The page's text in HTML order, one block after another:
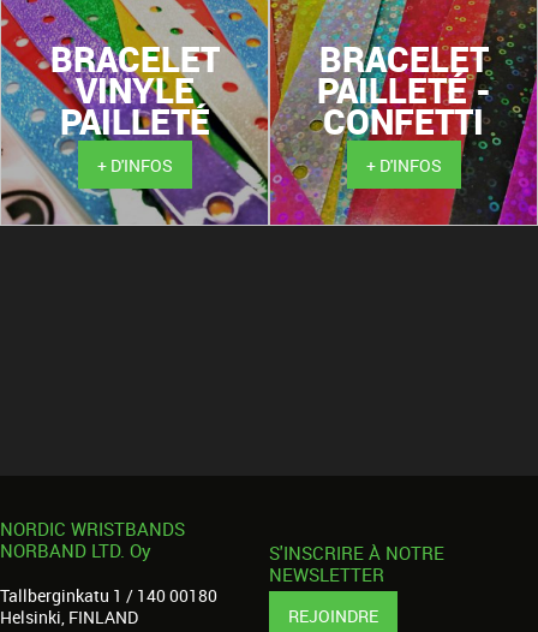
BRACELET
VINYLE
PAILLETÉ
+ D'INFOS
BRACELET
PAILLETÉ -
CONFETTI
+ D'INFOS
NORDIC WRISTBANDS
NORBAND LTD. Oy
Tallberginkatu 1 / 140 00180
Helsinki, FINLAND
S'INSCRIRE À NOTRE
NEWSLETTER
REJOINDRE